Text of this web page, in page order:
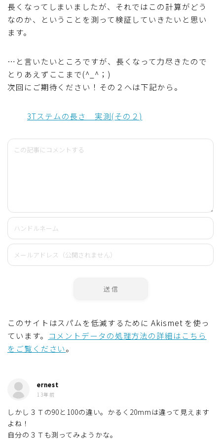
長くなってしまいましたが、それではこの計算がどう
なのか、ということを測って検証していきたいと思い
ます。
…と言いたいところですが、長くなって力尽きたので
とりあえずここまで(^_^；)
次回にご期待ください！その２へは下記から。
3Tステムの長さ 実測(その２)
このサイトはスパムを低減するために Akismet を使っ
ています。 コメントデータの処理方法の詳細はこちら
をご覧ください。
ernest
13年前
しかし３Ｔの90と100の違い。かるく20mmは違って見えます
よね！
自分の３Ｔも測ってみようかな。